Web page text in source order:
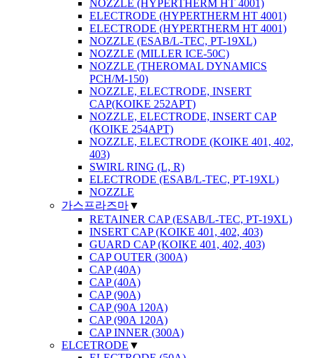
NOZZLE (HYPERTHERM HT 4001)
ELECTRODE (HYPERTHERM HT 4001)
ELECTRODE (HYPERTHERM HT 4001)
NOZZLE (ESAB/L-TEC, PT-19XL)
NOZZLE (MILLER ICE-50C)
NOZZLE (THEROMAL DYNAMICS
PCH/M-150)
NOZZLE, ELECTRODE, INSERT
CAP(KOIKE 252APT)
NOZZLE, ELECTRODE, INSERT CAP
(KOIKE 254APT)
NOZZLE, ELECTRODE (KOIKE 401, 402,
403)
SWIRL RING (L, R)
ELECTRODE (ESAB/L-TEC, PT-19XL)
NOZZLE
가스프라즈마▼
RETAINER CAP (ESAB/L-TEC, PT-19XL)
INSERT CAP (KOIKE 401, 402, 403)
GUARD CAP (KOIKE 401, 402, 403)
CAP OUTER (300A)
CAP (40A)
CAP (40A)
CAP (90A)
CAP (90A 120A)
CAP (90A 120A)
CAP INNER (300A)
ELCETRODE ▼